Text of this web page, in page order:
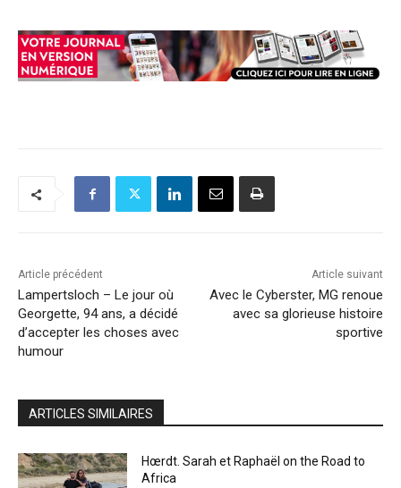
Article précédent
Lampertsloch – Le jour où
Georgette, 94 ans, a décidé
d’accepter les choses avec
humour
Article suivant
Avec le Cyberster, MG renoue
avec sa glorieuse histoire
sportive
ARTICLES SIMILAIRES
Hœrdt. Sarah et Raphaël on the Road to
Africa